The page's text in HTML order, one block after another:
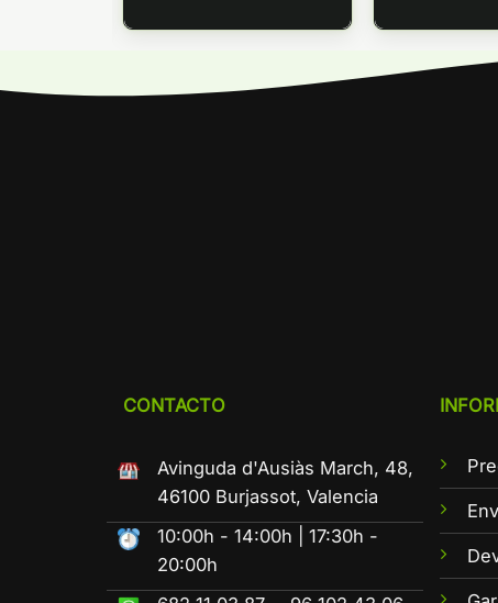
CONTACTO
Avinguda d'Ausiàs March, 48,
46100 Burjassot, Valencia
10:00h - 14:00h | 17:30h -
20:00h